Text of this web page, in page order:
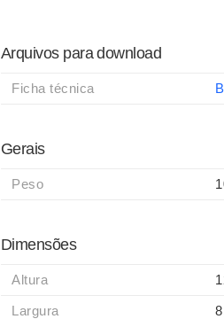
Arquivos para download
Ficha técnica
Gerais
Peso
Dimensões
Altura
Largura